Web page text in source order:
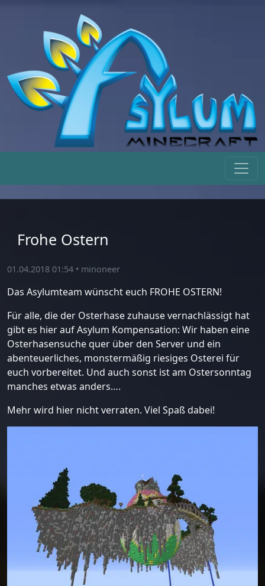
Frohe Ostern
01.04.2018 01:54 • minoneer
Das Asylumteam wünscht euch FROHE OSTERN!
Für alle, die der Osterhase zuhause vernachlässigt hat
gibt es hier auf Asylum Kompensation: Wir haben eine
Osterhasensuche quer über den Server und ein
abenteuerliches, monstermäßig riesiges Osterei für
euch vorbereitet. Und auch sonst ist am Ostersonntag
manches etwas anders….
Mehr wird hier nicht verraten. Viel Spaß dabei!